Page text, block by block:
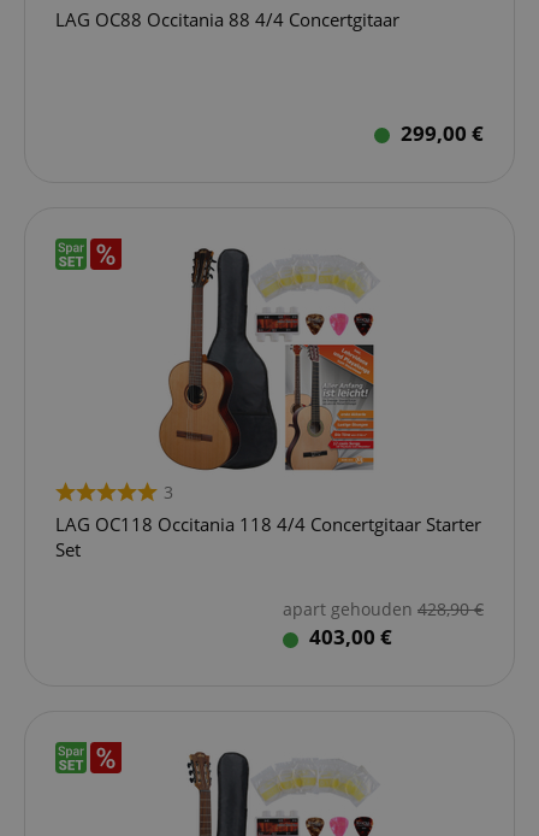
LAG OC88 Occitania 88 4/4 Concertgitaar
299,00 €
3
LAG OC118 Occitania 118 4/4 Concertgitaar Starter
Set
apart gehouden 428,90€
403,00 €